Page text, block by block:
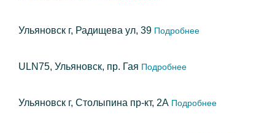
Ульяновск г, Радищева ул, 39 Подробнее
ULN75, Ульяновск, пр. Гая Подробнее
Ульяновск г, Столыпина пр-кт, 2А Подробнее